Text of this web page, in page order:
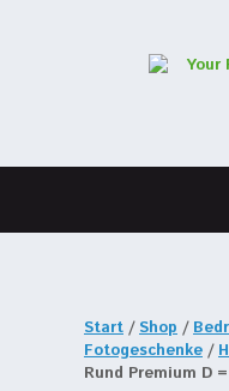
Start /Shop /
Fotogeschenke /
Rund Premium D